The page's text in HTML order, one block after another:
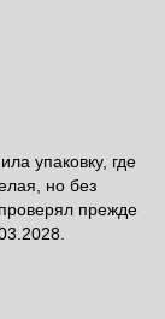
упаковку, где
но без
прежде